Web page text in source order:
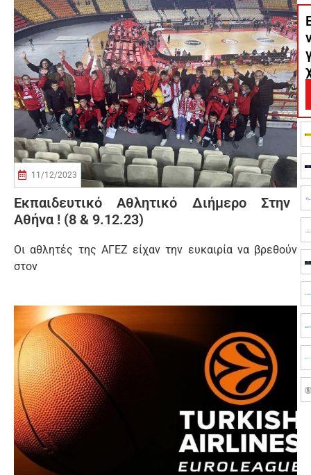
11/12/2023
Εκπαιδευτικό Αθλητικό Διήμερο Στην
Αθήνα ! (8 & 9.12.23)
Οι αθλητές της ΑΓΕΖ είχαν την ευκαιρία να βρεθούν
στον